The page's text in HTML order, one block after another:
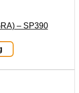
– SP390